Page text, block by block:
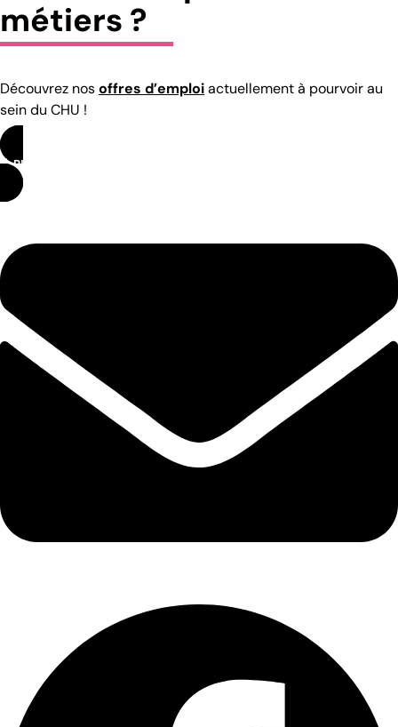
métiers ?
Découvrez nosoffres d’emploiactuellement à pourvoir au
sein du CHU !
RETOUR AUX MÉTIERS